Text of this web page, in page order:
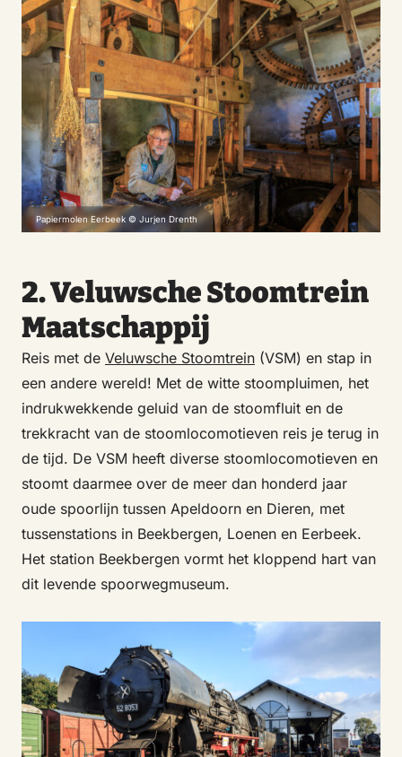
Papiermolen Eerbeek © Jurjen Drenth
2. Veluwsche Stoomtrein
Maatschappij
Reis met de Veluwsche Stoomtrein (VSM) en stap in
een andere wereld! Met de witte stoompluimen, het
indrukwekkende geluid van de stoomfluit en de
trekkracht van de stoomlocomotieven reis je terug in
de tijd. De VSM heeft diverse stoomlocomotieven en
stoomt daarmee over de meer dan honderd jaar
oude spoorlijn tussen Apeldoorn en Dieren, met
tussenstations in Beekbergen, Loenen en Eerbeek.
Het station Beekbergen vormt het kloppend hart van
dit levende spoorwegmuseum.